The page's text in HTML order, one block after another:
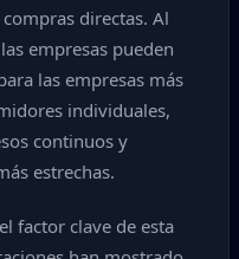
directas. Al
empresas pueden
las empresas más
individuales,
continuos y
estrechas.
factor clave de esta